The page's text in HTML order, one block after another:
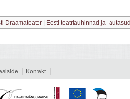
Draamateater Eesti teatriauhinnad ja -autasud
Kontakt